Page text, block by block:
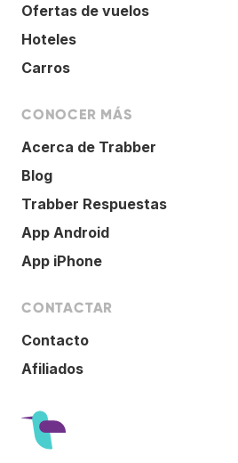
Ofertas de vuelos
Hoteles
Carros
CONOCER MÁS
Acerca de Trabber
Blog
Trabber Respuestas
App Android
App iPhone
CONTACTAR
Contacto
Afiliados